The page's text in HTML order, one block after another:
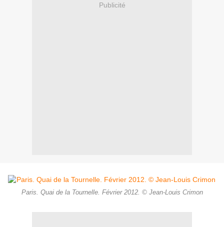
Publicité
Paris. Quai de la Tournelle. Février 2012. © Jean-Louis Crimon